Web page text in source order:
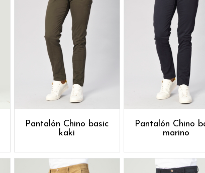
Pantalón Chino basic
kaki
Pantalón Chino
marino